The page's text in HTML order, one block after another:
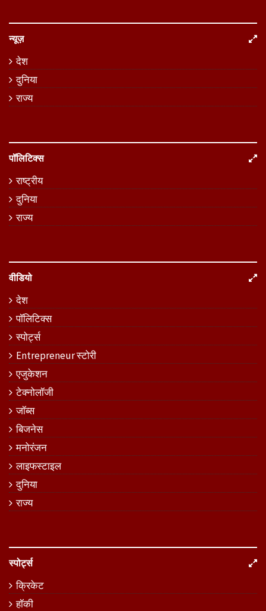
न्यूज़
देश
दुनिया
राज्य
पॉलिटिक्स
राष्ट्रीय
दुनिया
राज्य
वीडियो
देश
पॉलिटिक्स
स्पोर्ट्स
Entrepreneur स्टोरी
एजुकेशन
टेक्नोलॉजी
जॉब्स
बिजनेस
मनोरंजन
लाइफस्टाइल
दुनिया
राज्य
स्पोर्ट्स
क्रिकेट
हॉकी